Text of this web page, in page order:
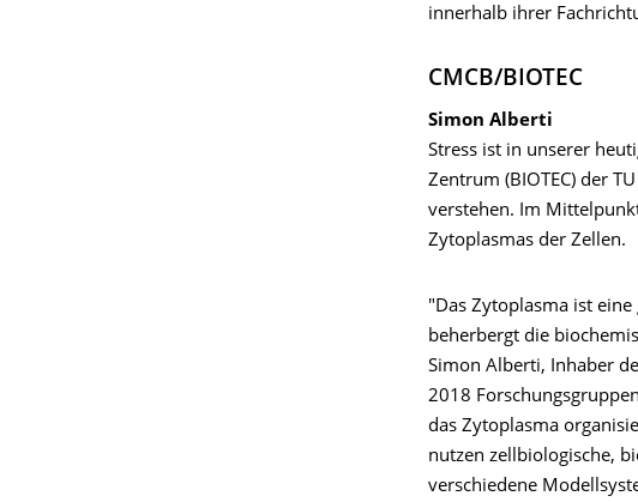
innerhalb ihrer
CMCB/BIOTEC
Simon Alberti
Stress ist in unserer
Zentrum (BIOTEC) der
verstehen. Im
Zytoplasmas der Zellen.
"Das Zytoplasma ist
beherbergt die
Simon Alberti, Inhaber
2018
das Zytoplasma
nutzen zellbiologische,
verschiedene